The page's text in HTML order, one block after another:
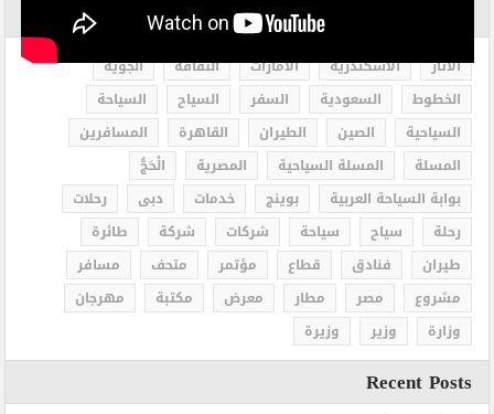
الاثار الاسكندرية الامارات الثقافة
الجوية
الخطوط
السعودية السفر السياح
السياحة
السياحية
الصين الطيران القاهرة
المسافرين
المسلة
المسلة السياحية المصرية
الْحَجُّ
بوابة السياحة العربية
بوينج خدمات دبى
رحلات
رحلة
سياح سياحة شركات شركة
طائرة
طيران
فنادق قطاع مؤتمر متحف
مسافر
مشروع
مصر مطار معرض مكتبة
مهرجان
وزارة
وزير وزيرة
Recent Posts